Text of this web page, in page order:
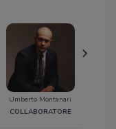
Umberto Montanari
COLLABORATORE